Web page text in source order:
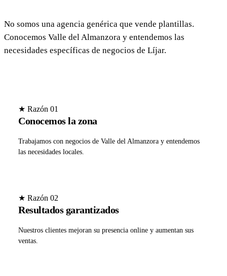
No somos una agencia genérica que vende plantillas.
Conocemos Valle del Almanzora y entendemos las
necesidades específicas de negocios de Líjar.
★ Razón 01
Conocemos la zona
Trabajamos con negocios de Valle del Almanzora y entendemos
las necesidades locales.
★ Razón 02
Resultados garantizados
Nuestros clientes mejoran su presencia online y aumentan sus
ventas.